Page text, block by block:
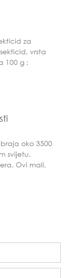
za
vrsta
100 g :
oko 3500
svijetu.
Ovi mali,